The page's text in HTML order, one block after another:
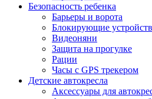
Безопасность ребенка
Барьеры и ворота
Блокирующие
Видеоняни
Защита на прогулке
Рации
Часы с GPS трекером
Детские автокресла
Аксессуары для